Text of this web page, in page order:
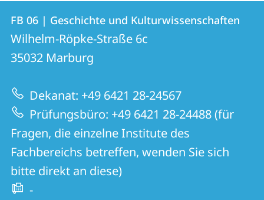
Kontakt
und
Informationen
zur
Website
Kontaktinformationen
FB
06
|
Geschichte
und
Kulturwissenschaften
FB 06 | Geschichte und Kulturwissenschaften
Wilhelm-Röpke-Straße 6c
35032 Marburg
Dekanat: +49 6421 28-24567
Prüfungsbüro: +49 6421 28-24488 (für
Fragen, die einzelne Institute des
Fachbereichs betreffen, wenden Sie sich
bitte direkt an diese)
-